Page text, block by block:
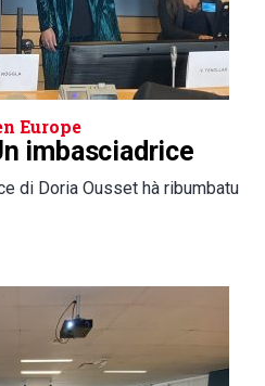
Europe
imbasciadrice
di Doria Ousset hà ribumbatu